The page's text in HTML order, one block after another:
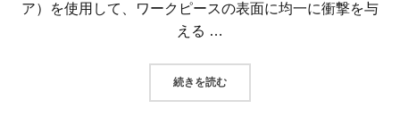
ア）を使用して、ワークピースの表面に均一に衝撃を与
える …
続きを読む“ステンレス鋼のサンドブラスト仕